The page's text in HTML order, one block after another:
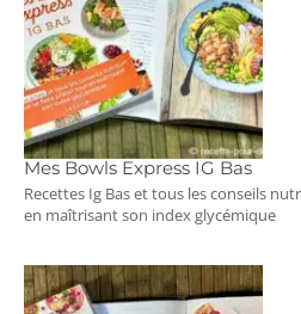
Mes Bowls Express IG Bas
Recettes Ig Bas et tous les conseils
en maîtrisant son index glycémique